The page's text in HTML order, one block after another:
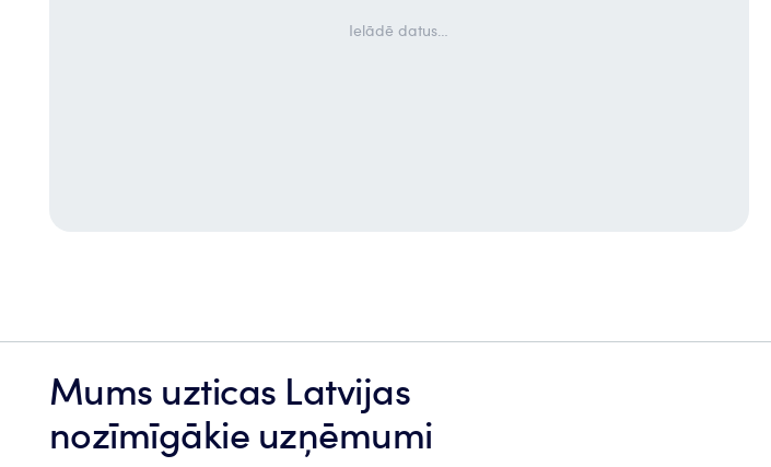
Ielādē datus…
Mums uzticas Latvijas
nozīmīgākie uzņēmumi